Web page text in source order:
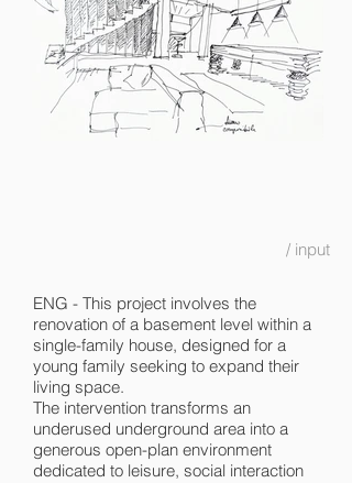
/ input
ENG - This project involves the
renovation of a basement level within a
single-family house, designed for a
young family seeking to expand their
living space.
The intervention transforms an
underused underground area into a
generous open-plan environment
dedicated to leisure, social interaction